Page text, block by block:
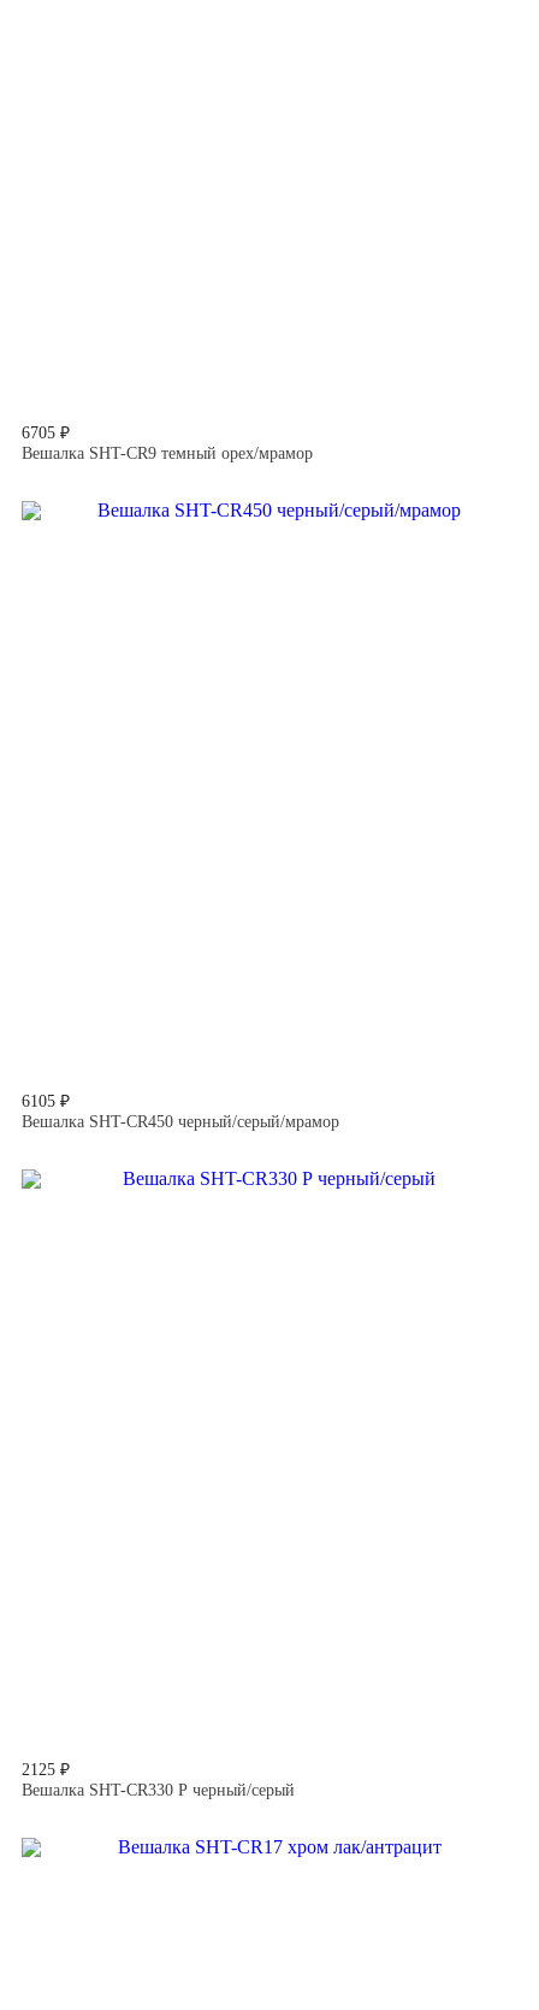
6705 ₽
Вешалка SHT-CR9 темный орех/мрамор
6105 ₽
Вешалка SHT-CR450 черный/серый/мрамор
2125 ₽
Вешалка SHT-CR330 Р черный/серый